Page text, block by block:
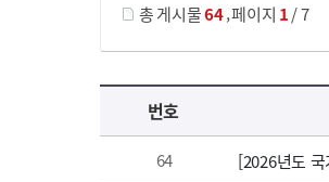
총 게시물64,페이지 1/ 7
강의자료 목록 으로 번호, 제목, 작성자, 조회수, 등록 일, 첨부파일로 나열 되고 있습니다.
번호
64 [2026년도 국